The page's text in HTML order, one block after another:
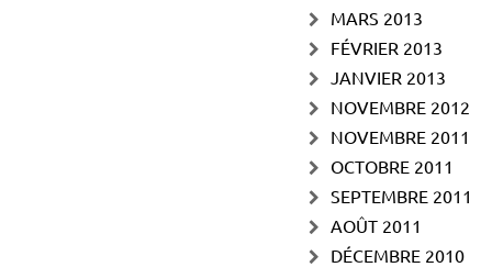
MARS 2013
FÉVRIER 2013
JANVIER 2013
NOVEMBRE 2012
NOVEMBRE 2011
OCTOBRE 2011
SEPTEMBRE 2011
AOÛT 2011
DÉCEMBRE 2010